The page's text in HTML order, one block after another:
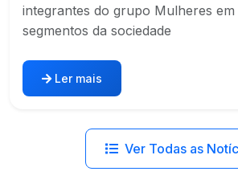
integrantes do grupo Mulheres em
segmentos da sociedade
Ler mais
Ver Todas as